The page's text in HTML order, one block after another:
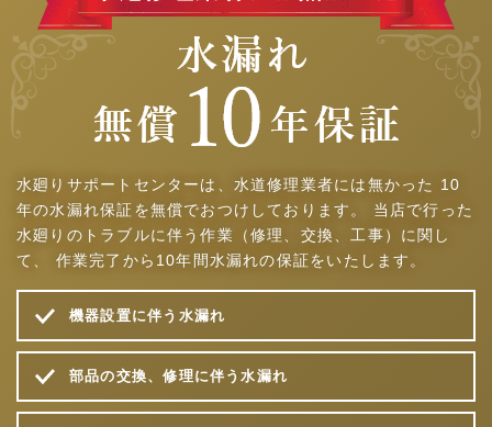
水廻りサポートセンターは、水道修理業者には無かった
10
年の水漏れ保証を無償でおつけしております。
当店で行った
水廻りのトラブルに伴う作業（修理、交換、工事）に関し
て、
作業完了から10年間水漏れの保証をいたします。
機器設置に伴う水漏れ
部品の交換、修理に伴う水漏れ